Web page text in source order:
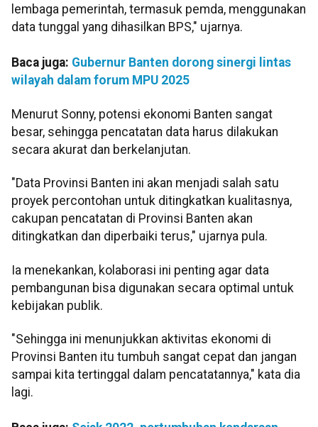
lembaga pemerintah, termasuk pemda, menggunakan
data tunggal yang dihasilkan BPS," ujarnya.
Baca juga: Gubernur Banten dorong sinergi lintas
wilayah dalam forum MPU 2025
Menurut Sonny, potensi ekonomi Banten sangat
besar, sehingga pencatatan data harus dilakukan
secara akurat dan berkelanjutan.
"Data Provinsi Banten ini akan menjadi salah satu
proyek percontohan untuk ditingkatkan kualitasnya,
cakupan pencatatan di Provinsi Banten akan
ditingkatkan dan diperbaiki terus," ujarnya pula.
Ia menekankan, kolaborasi ini penting agar data
pembangunan bisa digunakan secara optimal untuk
kebijakan publik.
"Sehingga ini menunjukkan aktivitas ekonomi di
Provinsi Banten itu tumbuh sangat cepat dan jangan
sampai kita tertinggal dalam pencatatannya," kata dia
lagi.